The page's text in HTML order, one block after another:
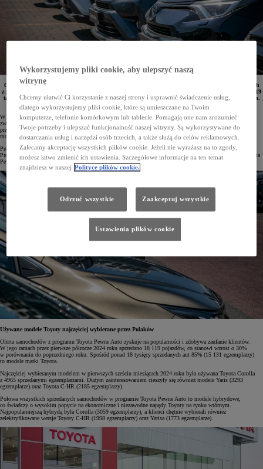
Od stycznia do czerwca 2024 roku znacznie wzrosła sprzedaż sprawdzonych samochodów używanych
z gwarancją za pośrednictwem programu Toyota Pewne Auto. Przez sześć miesięcy klienci kupili 18 119
takich samochodów, co daje 30-procentowy wzrost w stosunku do analogicznego okresu w 2023 roku.
Co istotne, aż połowa z tych aut to hybrydy.
W ramach oferty Toyota Pewne Auto dostępne są używane samochody o udokumentowanej historii oraz
zweryfikowanym stanie technicznym. Program obejmuje pojazdy marki Toyota oraz innych marek, które
przeszły wnikliwy przegląd. Wszystkie oferowane samochody objęte są gwarancją na rok, a klienci mają
możliwość wyboru dowolną opcję finansowania.
Program Toyota Pewne Auto jest realizowany we wszystkich 82 salonach Toyoty oraz na stacjach Toyota
Professional, jak również w placówkach zajmujących się sprzedażą samochodów używanych pod marką Toyota
Pewne Auto. W 2024 roku do programu dołączył nowy punkt – Toyota Mielec.
Używane modele Toyoty najczęściej wybierane przez Polaków
Oferta samochodów z programu Toyota Pewne Auto zyskuje na popularności i zdobywa zaufanie klientów.
W jego ramach przez pierwsze półrocze 2024 roku sprzedano 18 119 pojazdów, co stanowi wzrost o 30%
w porównaniu do poprzedniego roku. Spośród ponad 18 tysięcy sprzedanych aut 85% (15 131 egzemplarzy)
to modele marki Toyota.
Najczęściej wybieranym modelem w pierwszych sześciu miesiącach 2024 roku była używana Toyota Corolla
z 4965 sprzedanymi egzemplarzami. Dużym zainteresowaniem cieszyły się również modele Yaris (3293
egzemplarze) oraz Toyota C-HR (2185 egzemplarzy).
Połowa wszystkich sprzedanych samochodów w programie Toyota Pewne Auto to modele hybrydowe,
co świadczy o wysokim popycie na ekonomiczne i niezawodne napędy Toyoty na rynku wtórnym.
Najpopularniejszą hybrydą była Corolla (3059 egzemplarzy), a klienci chętnie wybierali również
zelektryfikowane wersje Toyoty C-HR (1998 egzemplarzy) oraz Yarisa (1773 egzemplarze).
Wykorzystujemy pliki cookie, aby ulepszyć naszą
witrynę
Chcemy ułatwić Ci korzystanie z naszej strony i usprawnić świadczenie usług,
dlatego wykorzystujemy pliki cookie, które są umieszczane na Twoim
komputerze, telefonie komórkowym lub tablecie. Pomagają one nam zrozumieć
Twoje potrzeby i ulepszać funkcjonalność naszej witryny. Są wykorzystywane do
dostarczania usług i narzędzi osób trzecich, a także służą do celów reklamowych.
Zalecamy akceptację wszystkich plików cookie. Jeżeli nie wyrażasz na to zgody,
możesz łatwo zmienić ich ustawienia. Szczegółowe informacje na ten temat
znajdziesz w naszej Polityce plików cookie.
Odrzuć wszystkie Zaakceptuj wszystkie
Ustawienia plików cookie